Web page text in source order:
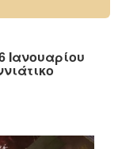
Ιανουαρίου